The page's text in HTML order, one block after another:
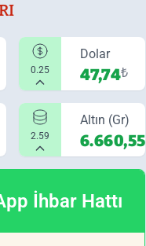
0.25
Dolar
47,74₺
2.59
Altın (Gr)
6.660,55
İhbar Hattı